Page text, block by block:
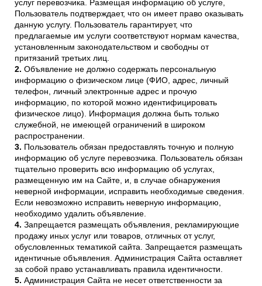
услуг перевозчика. Размещая информацию об услуге,
Пользователь подтверждает, что он имеет право оказывать
данную услугу. Пользователь гарантирует, что
предлагаемые им услуги соответствуют нормам качества,
установленным законодательством и свободны от
притязаний третьих лиц.
Объявление не должно содержать персональную
информацию о физическом лице (ФИО, адрес, личный
телефон, личный электронные адрес и прочую
информацию, по которой можно идентифицировать
физическое лицо). Информация должна быть только
служебной, не имеющей ограничений в широком
распространении.
Пользователь обязан предоставлять точную и полную
информацию об услуге перевозчика. Пользователь обязан
тщательно проверить всю информацию об услугах,
размещенную им на Сайте, и, в случае обнаружения
неверной информации, исправить необходимые сведения.
Если невозможно исправить неверную информацию,
необходимо удалить объявление.
Запрещается размещать объявления, рекламирующие
продажу иных услуг или товаров, отличных от услуг,
обусловленных тематикой сайта. Запрещается размещать
идентичные объявления. Администрация Сайта оставляет
за собой право устанавливать правила идентичности.
Администрация Сайта не несет ответственности за